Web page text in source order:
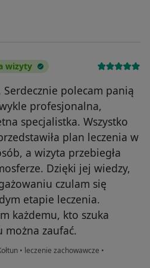
wizyty
polecam panią
profesjonalna,
specjalistka. Wszystko
plan leczenia w
a wizyta przebiegła
Dzięki jej wiedzy,
czulam się
etapie leczenia.
każdemu, kto szuka
zaufać.
• leczenie zachowawcze •